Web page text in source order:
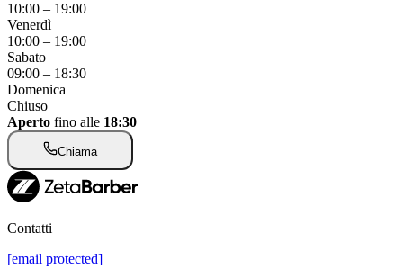
10:00 – 19:00
Venerdì
10:00 – 19:00
Sabato
09:00 – 18:30
Domenica
Chiuso
Aperto fino alle 18:30
Chiama
Contatti
[email protected]